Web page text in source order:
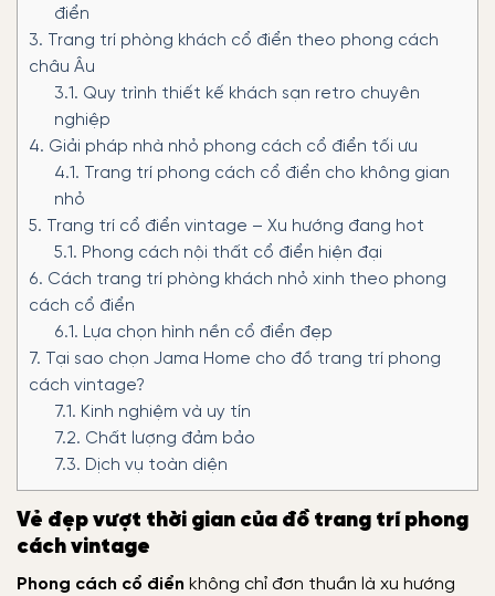
điển
3. Trang trí phòng khách cổ điển theo phong cách
châu Âu
3.1. Quy trình thiết kế khách sạn retro chuyên
nghiệp
4. Giải pháp nhà nhỏ phong cách cổ điển tối ưu
4.1. Trang trí phong cách cổ điển cho không gian
nhỏ
5. Trang trí cổ điển vintage – Xu hướng đang hot
5.1. Phong cách nội thất cổ điển hiện đại
6. Cách trang trí phòng khách nhỏ xinh theo phong
cách cổ điển
6.1. Lựa chọn hình nền cổ điển đẹp
7. Tại sao chọn Jama Home cho đồ trang trí phong
cách vintage?
7.1. Kinh nghiệm và uy tín
7.2. Chất lượng đảm bảo
7.3. Dịch vụ toàn diện
Vẻ đẹp vượt thời gian của đồ trang trí phong
cách vintage
Phong cách cổ điển không chỉ đơn thuần là xu hướng